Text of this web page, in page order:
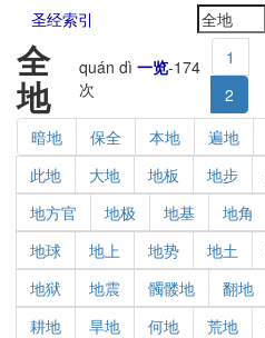
圣经索引
全
地
quán dì 一览-174
次
1
2
暗地
保全 本地 遍地
此地
大地 地板 地步
地方官
地极 地基 地角
地球
地上 地势 地土
地狱
地震 髑髅地 翻地
耕地
旱地 何地 荒地